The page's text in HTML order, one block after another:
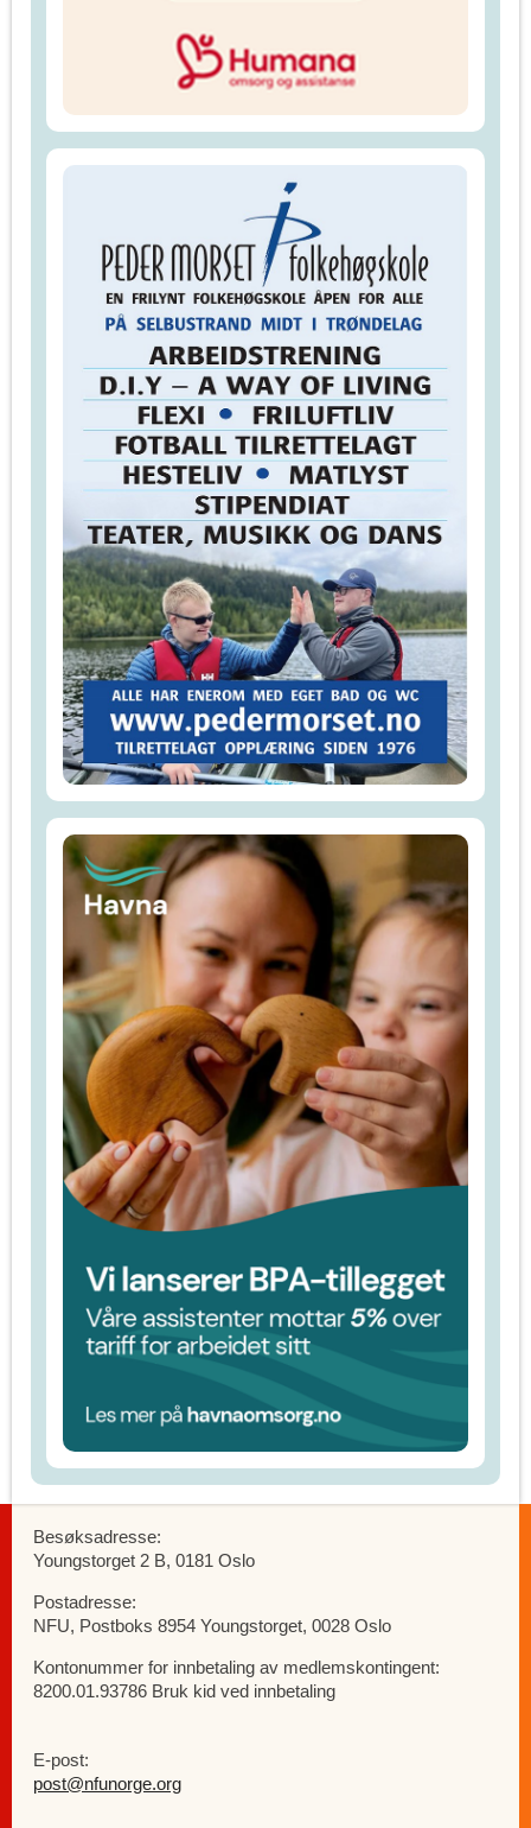
Besøksadresse:
Youngstorget 2 B, 0181 Oslo
Postadresse:
NFU, Postboks 8954 Youngstorget, 0028 Oslo
Kontonummer for innbetaling av medlemskontingent:
8200.01.93786 Bruk kid ved innbetaling
E-post:
post@nfunorge.org